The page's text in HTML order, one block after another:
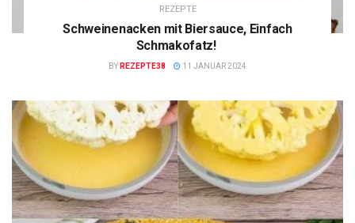
REZEPTE
Schweinenacken mit Biersauce, Einfach
Schmakofatz!
BY REZEPTE38 11 JANUAR 2024